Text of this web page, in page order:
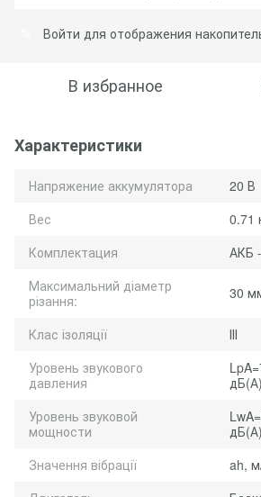
Войти для отображения
В избранное
Характеристики
Напряжение аккумулятора
20 В
Вес
0.71
Комплектация
АКБ
Максимальний діаметр
різання:
30
Клас ізоляції
ІІІ
Уровень звукового
давления
дБ(А)
Уровень звуковой
мощности
дБ(А)
Значення вібрації
ah,